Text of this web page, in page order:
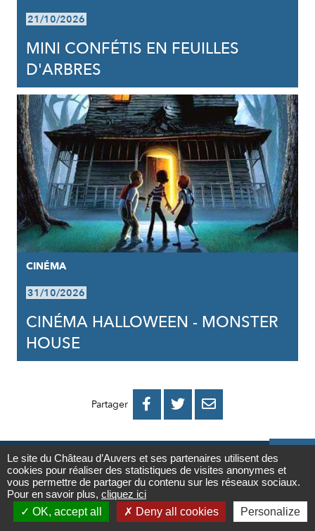
Contact

Newsletter
21/10/2026
MINI CONFÉTIS EN FEUILLES
D'ARBRES
CINÉMA
31/10/2026
CINÉMA HALLOWEEN - MONSTER
HOUSE
Partager 
PARTAGER
FACEBOOK
PARTAGER
TWITTER
PARTAGER
E-
MAIL
NEWSLETTER
Le site du Château d’Auvers et ses partenaires utilisent des
cookies pour réaliser des statistiques de visites anonymes et
vous permettre de partager du contenu sur les réseaux sociaux.
Pour en savoir plus, cliquez ici
OK, accept all
Deny all cookies Personalize